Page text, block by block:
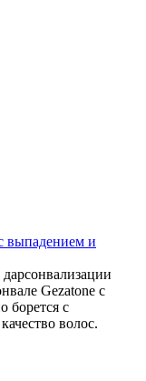
выпадением и
Gezatone с
борется с
волос.